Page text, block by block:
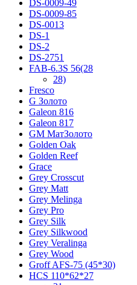
DS-0009-49
DS-0009-85
DS-0013
DS-1
DS-2
DS-2751
FAB-6.3S 56(28
28)
Fresco
G Золото
Galeon 816
Galeon 817
GM МатЗолото
Golden Oak
Golden Reef
Grace
Grey Crosscut
Grey Matt
Grey Melinga
Grey Pro
Grey Silk
Grey Silkwood
Grey Veralinga
Grey Wood
Groff AFS-75 (45*30)
HCS 110*62*27